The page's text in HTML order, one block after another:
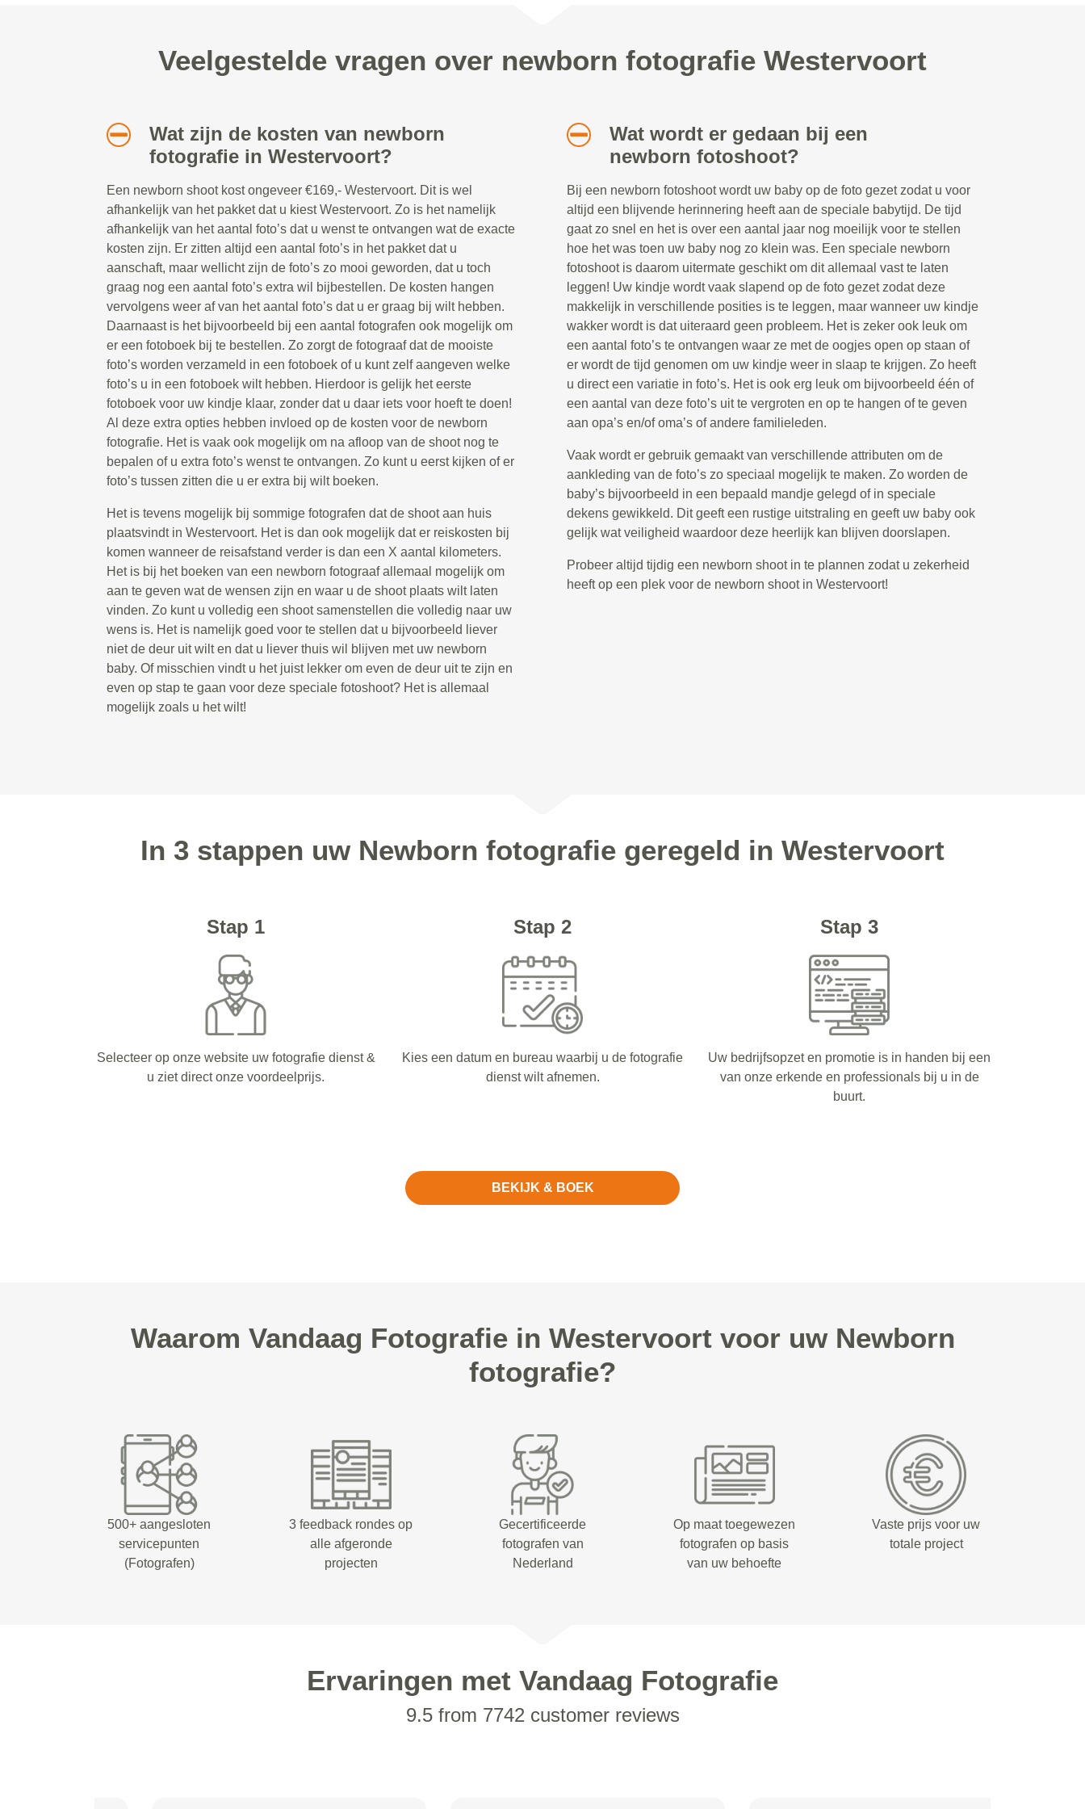
Veelgestelde vragen over newborn fotografie Westervoort
Wat zijn de kosten van newborn
fotografie in Westervoort?
Een newborn shoot kost ongeveer €169,- Westervoort. Dit is wel
afhankelijk van het pakket dat u kiest Westervoort. Zo is het namelijk
afhankelijk van het aantal foto’s dat u wenst te ontvangen wat de exacte
kosten zijn. Er zitten altijd een aantal foto’s in het pakket dat u
aanschaft, maar wellicht zijn de foto’s zo mooi geworden, dat u toch
graag nog een aantal foto’s extra wil bijbestellen. De kosten hangen
vervolgens weer af van het aantal foto’s dat u er graag bij wilt hebben.
Daarnaast is het bijvoorbeeld bij een aantal fotografen ook mogelijk om
er een fotoboek bij te bestellen. Zo zorgt de fotograaf dat de mooiste
foto’s worden verzameld in een fotoboek of u kunt zelf aangeven welke
foto’s u in een fotoboek wilt hebben. Hierdoor is gelijk het eerste
fotoboek voor uw kindje klaar, zonder dat u daar iets voor hoeft te doen!
Al deze extra opties hebben invloed op de kosten voor de newborn
fotografie. Het is vaak ook mogelijk om na afloop van de shoot nog te
bepalen of u extra foto’s wenst te ontvangen. Zo kunt u eerst kijken of er
foto’s tussen zitten die u er extra bij wilt boeken.
Het is tevens mogelijk bij sommige fotografen dat de shoot aan huis
plaatsvindt in Westervoort. Het is dan ook mogelijk dat er reiskosten bij
komen wanneer de reisafstand verder is dan een X aantal kilometers.
Het is bij het boeken van een newborn fotograaf allemaal mogelijk om
aan te geven wat de wensen zijn en waar u de shoot plaats wilt laten
vinden. Zo kunt u volledig een shoot samenstellen die volledig naar uw
wens is. Het is namelijk goed voor te stellen dat u bijvoorbeeld liever
niet de deur uit wilt en dat u liever thuis wil blijven met uw newborn
baby. Of misschien vindt u het juist lekker om even de deur uit te zijn en
even op stap te gaan voor deze speciale fotoshoot? Het is allemaal
mogelijk zoals u het wilt!
Wat wordt er gedaan bij een
newborn fotoshoot?
Bij een newborn fotoshoot wordt uw baby op de foto gezet zodat u voor
altijd een blijvende herinnering heeft aan de speciale babytijd. De tijd
gaat zo snel en het is over een aantal jaar nog moeilijk voor te stellen
hoe het was toen uw baby nog zo klein was. Een speciale newborn
fotoshoot is daarom uitermate geschikt om dit allemaal vast te laten
leggen! Uw kindje wordt vaak slapend op de foto gezet zodat deze
makkelijk in verschillende posities is te leggen, maar wanneer uw kindje
wakker wordt is dat uiteraard geen probleem. Het is zeker ook leuk om
een aantal foto’s te ontvangen waar ze met de oogjes open op staan of
er wordt de tijd genomen om uw kindje weer in slaap te krijgen. Zo heeft
u direct een variatie in foto’s. Het is ook erg leuk om bijvoorbeeld één of
een aantal van deze foto’s uit te vergroten en op te hangen of te geven
aan opa’s en/of oma’s of andere familieleden.
Vaak wordt er gebruik gemaakt van verschillende attributen om de
aankleding van de foto’s zo speciaal mogelijk te maken. Zo worden de
baby’s bijvoorbeeld in een bepaald mandje gelegd of in speciale
dekens gewikkeld. Dit geeft een rustige uitstraling en geeft uw baby ook
gelijk wat veiligheid waardoor deze heerlijk kan blijven doorslapen.
Probeer altijd tijdig een newborn shoot in te plannen zodat u zekerheid
heeft op een plek voor de newborn shoot in Westervoort!
In 3 stappen uw Newborn fotografie geregeld in Westervoort
Stap 1
Selecteer op onze website uw fotografie dienst &
u ziet direct onze voordeelprijs.
Stap 2
Kies een datum en bureau waarbij u de fotografie
dienst wilt afnemen.
Stap 3
Uw bedrijfsopzet en promotie is in handen bij een
van onze erkende en professionals bij u in de
buurt.
BEKIJK & BOEK
Waarom Vandaag Fotografie in Westervoort voor uw Newborn
fotografie?
500+ aangesloten
servicepunten
(Fotografen)
3 feedback rondes op
alle afgeronde
projecten
Gecertificeerde
fotografen van
Nederland
Op maat toegewezen
fotografen op basis
van uw behoefte
Vaste prijs voor uw
totale project
Ervaringen met Vandaag Fotografie
9.5 from 7742 customer reviews